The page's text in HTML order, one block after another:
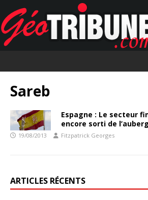
Sareb
Espagne : Le secteur
encore sorti de
19/08/2013 Fitzpatrick Georges
ARTICLES RÉCENTS